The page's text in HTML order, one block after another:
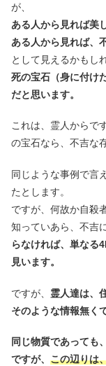
が、
ある人から見れば美
ある人から見れば、
として見えるかもし
死の宝石（身に付け
だと思います。
これは、霊人からで
の宝石なら、不吉な
同じような事例で言
たとします。
ですが、何故か自殺
知っていあら、不吉
らなければ、単なる
見います。
ですが、 霊人達は、
そのような情報無く
同じ物質であっても
ですが、 この辺りは